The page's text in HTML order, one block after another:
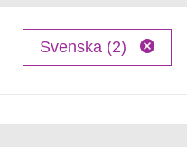
Svenska (2)